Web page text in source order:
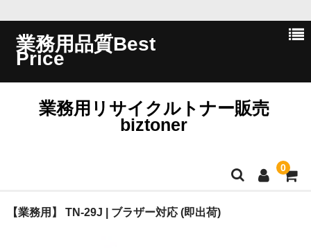
業務用品質Best
Price
業務用リサイクルトナー販売
biztoner
0
ホーム
【業務用】 TN-29J | ブラザー対応 (即出荷)